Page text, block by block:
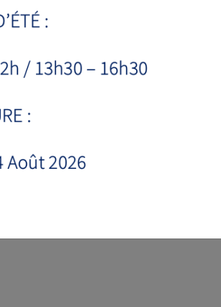
à partir de 5630 € HT